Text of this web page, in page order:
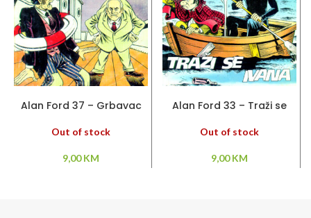
Alan Ford 37 – Grbavac
Out of stock
9,00KM
Alan Ford 33 – Traži se
Out of stock
9,00KM